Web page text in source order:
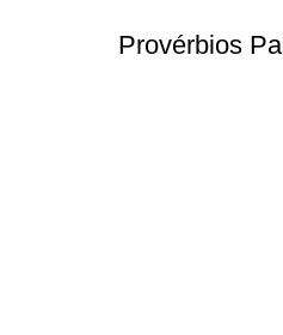
Provérbios